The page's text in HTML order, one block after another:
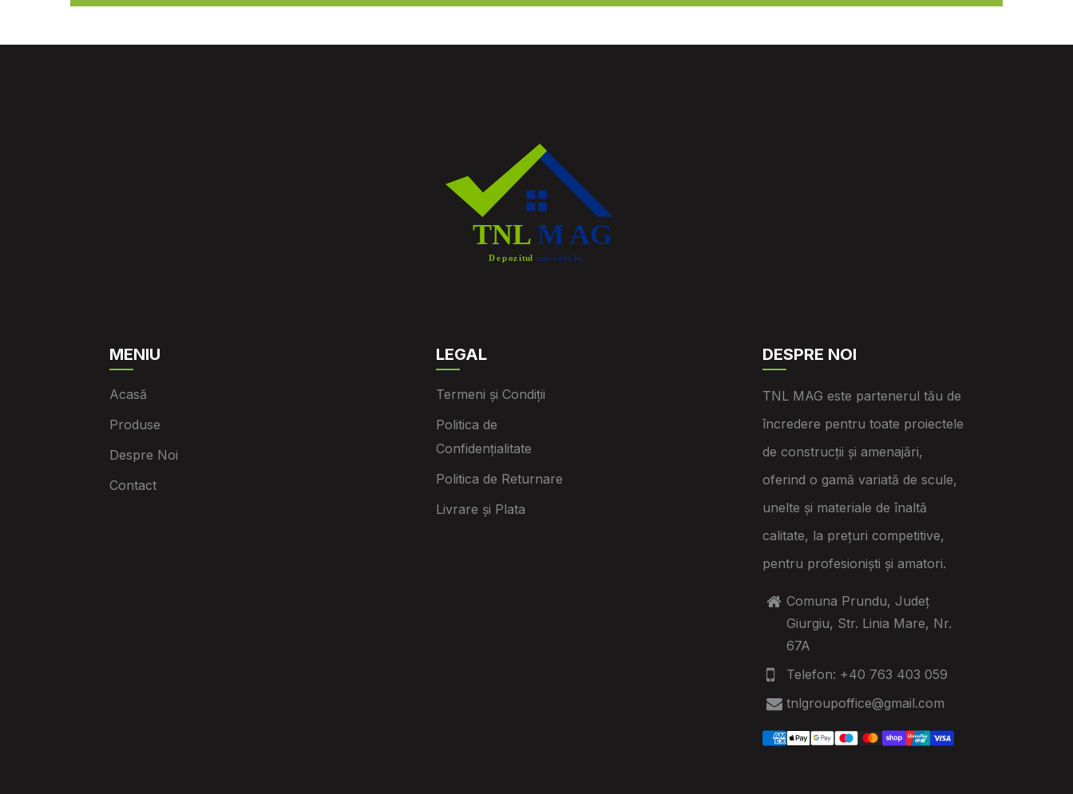
MENIU
Acasă
Produse
Despre Noi
Contact
LEGAL
Termeni și Condiții
Politica de
Confidențialitate
Politica de Returnare
Livrare și Plata
DESPRE NOI
TNL MAG este partenerul tău de
încredere pentru toate proiectele
de construcții și amenajări,
oferind o gamă variată de scule,
unelte și materiale de înaltă
calitate, la prețuri competitive,
pentru profesioniști și amatori.
Comuna Prundu, Județ
Giurgiu, Str. Linia Mare, Nr.
67A
Telefon: +40 763 403 059
tnlgroupoffice@gmail.com